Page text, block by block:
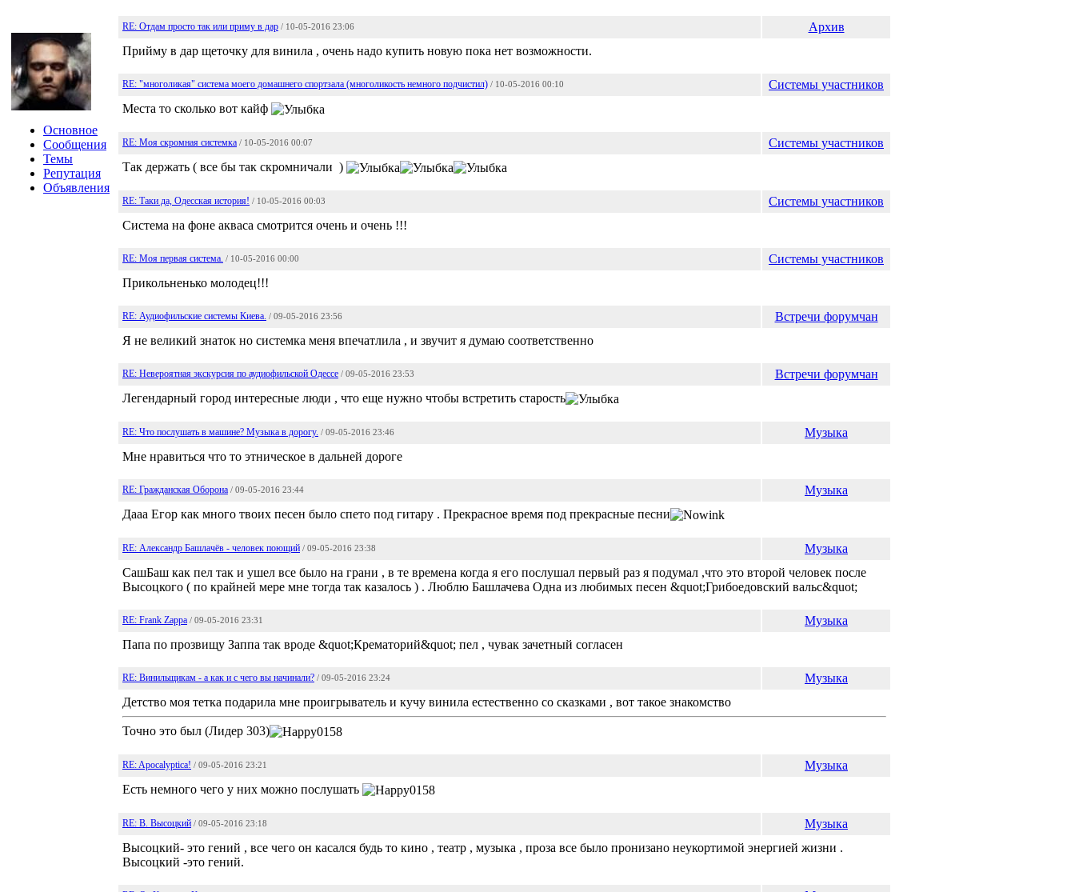
Основное
Сообщения
Темы
Репутация
Объявления
RE: Отдам просто так или приму в дар / 10-05-2016 23:06
Архив
Прийму в дар щеточку для винила , очень надо купить новую пока нет возможности.
RE: "многоликая" система моего домашнего спортзала (многоликость немного подчистил) / 10-05-2016 00:10
Системы участников
Места то сколько вот кайф
RE: Моя скромная системка / 10-05-2016 00:07
Системы участников
Так держать ( все бы так скромничали )
RE: Таки да, Одесская история! / 10-05-2016 00:03
Системы участников
Система на фоне акваса смотрится очень и очень !!!
RE: Моя первая система. / 10-05-2016 00:00
Системы участников
Прикольненько молодец!!!
RE: Аудиофильские системы Киева. / 09-05-2016 23:56
Встречи форумчан
Я не великий знаток но системка меня впечатлила , и звучит я думаю соответственно
RE: Невероятная экскурсия по аудиофильской Одессе / 09-05-2016 23:53
Встречи форумчан
Легендарный город интересные люди , что еще нужно чтобы встретить старость
RE: Что послушать в машине? Музыка в дорогу. / 09-05-2016 23:46
Музыка
Мне нравиться что то этническое в дальней дороге
RE: Гражданская Оборона / 09-05-2016 23:44
Музыка
Дааа Егор как много твоих песен было спето под гитару . Прекрасное время под прекрасные песни
RE: Александр Башлачёв - человек поющий / 09-05-2016 23:38
Музыка
СашБаш как пел так и ушел все было на грани , в те времена когда я его послушал первый раз я подумал ,что это второй человек после
Высоцкого ( по крайней мере мне тогда так казалось ) . Люблю Башлачева Одна из любимых песен &quot;Грибоедовский вальс&quot;
RE: Frank Zappa / 09-05-2016 23:31
Музыка
Папа по прозвищу Заппа так вроде &quot;Крематорий&quot; пел , чувак зачетный согласен
RE: Винильщикам - а как и с чего вы начинали? / 09-05-2016 23:24
Музыка
Детство моя тетка подарила мне проигрыватель и кучу винила естественно со сказками , вот такое знакомство
Точно это был (Лидер 303)
RE: Apocalyptica! / 09-05-2016 23:21
Музыка
Есть немного чего у них можно послушать
RE: В. Высоцкий / 09-05-2016 23:18
Музыка
Высоцкий- это гений , все чего он касался будь то кино , театр , музыка , проза все было пронизано неукортимой энергией жизни .
Высоцкий -это гений.